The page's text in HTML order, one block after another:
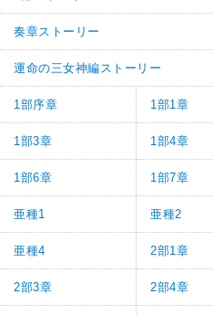
奏章ストーリー
運命の三女神編ストーリー
1部序章 1部1章
1部3章 1部4章
1部6章 1部7章
亜種1 亜種2
亜種4 2部1章
2部3章 2部4章